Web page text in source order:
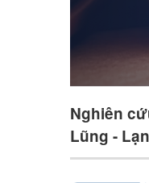
Nghiên
Lũng -